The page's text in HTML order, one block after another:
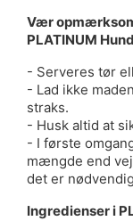
Vær
PLATINUM
- Serveres tør
- Lad ikke
straks.
- Husk altid at
- I første
mængde end
det er
Ingredienser i